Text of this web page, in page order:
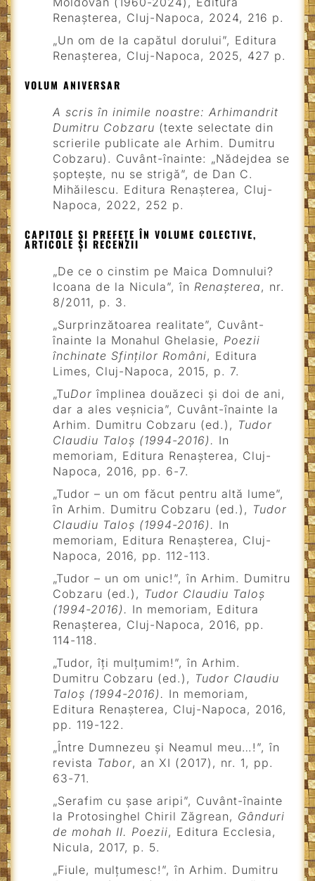
Renașterea, Cluj-Napoca, 2024, 216 p.
„Un om de la capătul dorului”, Editura
Renașterea, Cluj-Napoca, 2025, 427 p.
VOLUM ANIVERSAR
A scris în inimile noastre: Arhimandrit
Dumitru Cobzaru (texte selectate din
scrierile publicate ale Arhim. Dumitru
Cobzaru). Cuvânt-înainte: „Nădejdea se
șoptește, nu se strigă”, de Dan C.
Mihăilescu. Editura Renașterea, Cluj-
Napoca, 2022, 252 p.
CAPITOLE ȘI PREFEȚE ÎN VOLUME COLECTIVE,
ARTICOLE ȘI RECENZII
„De ce o cinstim pe Maica Domnului?
Icoana de la Nicula”, în Renașterea, nr.
8/2011, p. 3.
„Surprinzătoarea realitate”, Cuvânt-
înainte la Monahul Ghelasie, Poezii
închinate Sfinților Români, Editura
Limes, Cluj-Napoca, 2015, p. 7.
„TuDor împlinea douăzeci și doi de ani,
dar a ales veșnicia”, Cuvânt-înainte la
Arhim. Dumitru Cobzaru (ed.), Tudor
Claudiu Taloș (1994-2016). In
memoriam, Editura Renașterea, Cluj-
Napoca, 2016, pp. 6-7.
„Tudor – un om făcut pentru altă lume”,
în Arhim. Dumitru Cobzaru (ed.), Tudor
Claudiu Taloș (1994-2016). In
memoriam, Editura Renașterea, Cluj-
Napoca, 2016, pp. 112-113.
„Tudor – un om unic!”, în Arhim. Dumitru
Cobzaru (ed.), Tudor Claudiu Taloș
(1994-2016). In memoriam, Editura
Renașterea, Cluj-Napoca, 2016, pp.
114-118.
„Tudor, îți mulțumim!”, în Arhim.
Dumitru Cobzaru (ed.), Tudor Claudiu
Taloș (1994-2016). In memoriam,
Editura Renașterea, Cluj-Napoca, 2016,
pp. 119-122.
„Între Dumnezeu şi Neamul meu…!”, în
revista Tabor, an XI (2017), nr. 1, pp.
63-71.
„Serafim cu șase aripi”, Cuvânt-înainte
la Protosinghel Chiril Zăgrean, Gânduri
de mohah II. Poezii, Editura Ecclesia,
Nicula, 2017, p. 5.
„Fiule, mulțumesc!”, în Arhim. Dumitru